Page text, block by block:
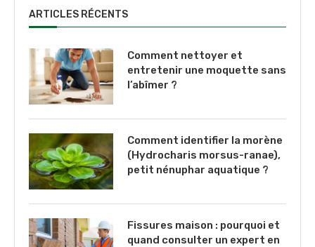
ARTICLES RÉCENTS
Comment nettoyer et
entretenir une moquette sans
l’abîmer ?
Comment identifier la morène
(Hydrocharis morsus-ranae),
petit nénuphar aquatique ?
Fissures maison : pourquoi et
quand consulter un expert en